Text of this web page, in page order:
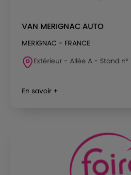
VAN MERIGNAC AUTO
MERIGNAC - FRANCE
Extérieur - Allée A - Stand n°
En savoir +